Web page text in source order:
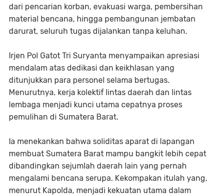
dari pencarian korban, evakuasi warga, pembersihan
material bencana, hingga pembangunan jembatan
darurat, seluruh tugas dijalankan tanpa keluhan.
Irjen Pol Gatot Tri Suryanta menyampaikan apresiasi
mendalam atas dedikasi dan keikhlasan yang
ditunjukkan para personel selama bertugas.
Menurutnya, kerja kolektif lintas daerah dan lintas
lembaga menjadi kunci utama cepatnya proses
pemulihan di Sumatera Barat.
Ia menekankan bahwa soliditas aparat di lapangan
membuat Sumatera Barat mampu bangkit lebih cepat
dibandingkan sejumlah daerah lain yang pernah
mengalami bencana serupa. Kekompakan itulah yang,
menurut Kapolda, menjadi kekuatan utama dalam